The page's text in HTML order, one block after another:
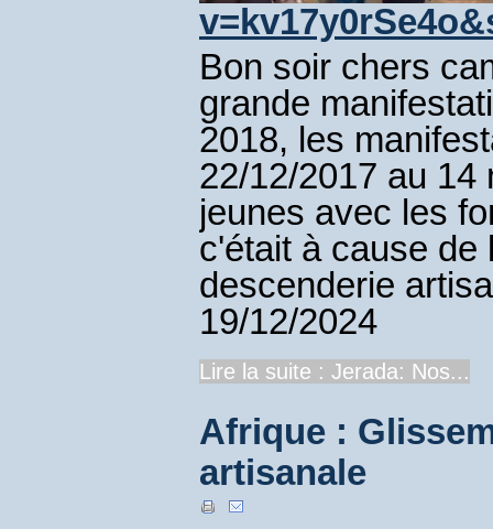
Bon soir chers
grande
2018, les
22/12/2017 au
jeunes avec les
c'était à cause de
descenderie
19/12/2024
Lire la suite : Jerada: Nos...
Afrique :
artisanale